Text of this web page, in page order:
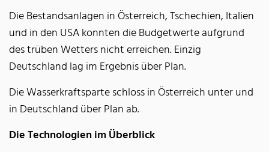
Die Bestandsanlagen in Österreich, Tschechien, Italien
und in den USA konnten die Budgetwerte aufgrund
des trüben Wetters nicht erreichen. Einzig
Deutschland lag im Ergebnis über Plan.
Die Wasserkraftsparte schloss in Österreich unter und
in Deutschland über Plan ab.
Die Technologien im Überblick